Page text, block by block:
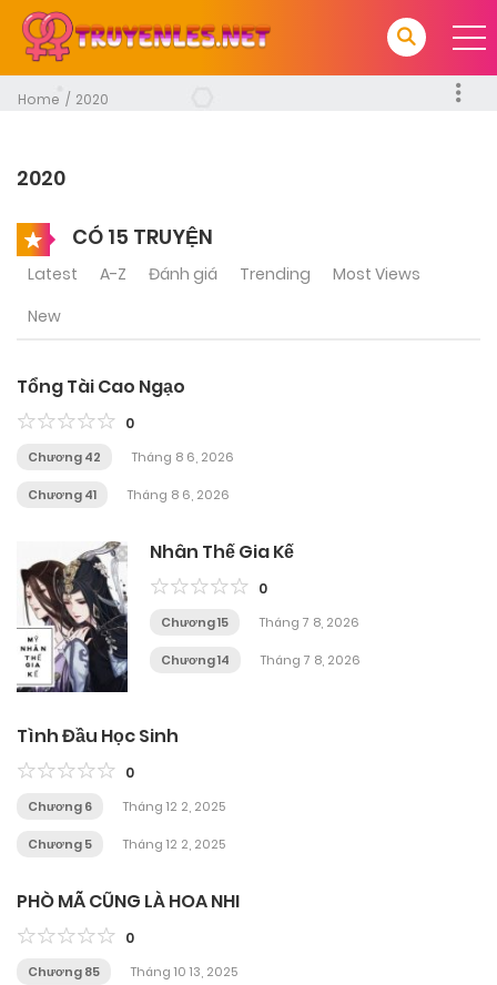
Home 2020
2020
CÓ 15 TRUYỆN
Latest A-Z Đánh giá Trending
Most Views
New
Tổng Tài Cao Ngạo
0
Chương 42 Tháng 8 6, 2026
Chương 41 Tháng 8 6, 2026
Nhân Thế Gia Kế
0
Chương 15 Tháng 7 8, 2026
Chương 14 Tháng 7 8, 2026
Tình Đầu Học Sinh
0
Chương 6 Tháng 12 2, 2025
Chương 5 Tháng 12 2, 2025
PHÒ MÃ CŨNG LÀ HOA NHI
0
Chương 85 Tháng 10 13, 2025